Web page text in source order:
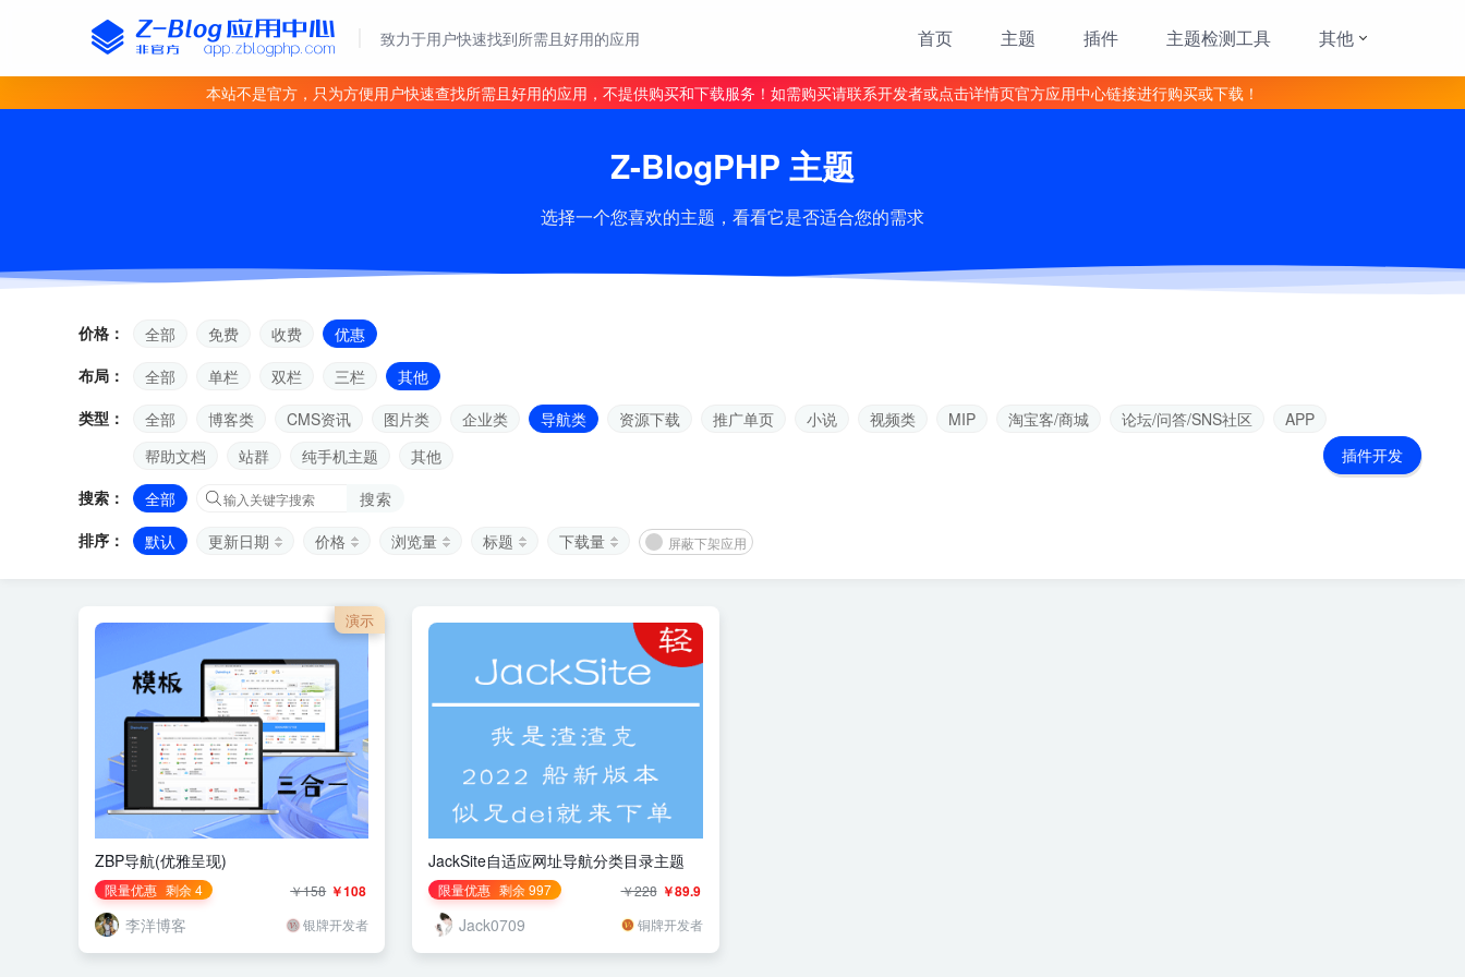
致力于用户快速找到所需且好用的应用 首页 主题 插件 主题检测工具 其他
本站不是官方，只为方便用户快速查找所需且好用的应用，不提供购买和下载服务！如需购买请联系开发者或点击详情页官方应用中心链接进行购买或下载！
Z-BlogPHP 主题
选择一个您喜欢的主题，看看它是否适合您的需求
价格： 全部 免费 收费
优惠
布局：
全部 单栏 双栏 三栏
其他
类型：
全部 博客类 CMS资讯 图片类 企业类 导航类 资源下载 推广单页 小说 视频类 MIP 淘宝客/商城 论坛/问答/SNS社区
APP
帮助文档
站群 纯手机主题
其他
搜索：
全部
搜索
排序：
默认 更新日期 价格 浏览量 标题 下载量 屏蔽下架应用
演示
ZBP导航(优雅呈现)
限量优惠 剩余 4 ￥108
￥158
李洋博客 银牌开发者
JackSite自适应网址导航分类目录主题
限量优惠 剩余 997 ￥89.9
￥228
Jack0709 铜牌开发者
插件开发